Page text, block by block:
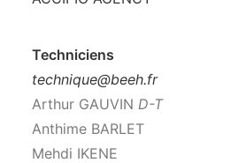
Techniciens
technique@beeh.fr
Arthur GAUVIN D-T
Anthime BARLET
Mehdi IKENE